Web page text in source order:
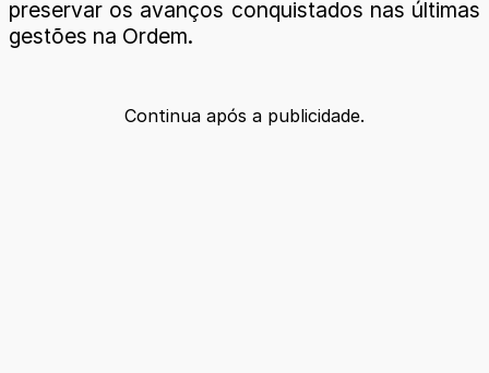
preservar os avanços conquistados nas últimas
gestões na Ordem.
Continua após a publicidade.